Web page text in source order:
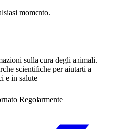
momento.
sulla cura degli animali.
scientifiche per aiutarti a
e in salute.
Regolarmente